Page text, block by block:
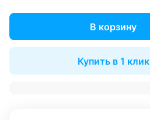
В корзину
Купить в 1 клик